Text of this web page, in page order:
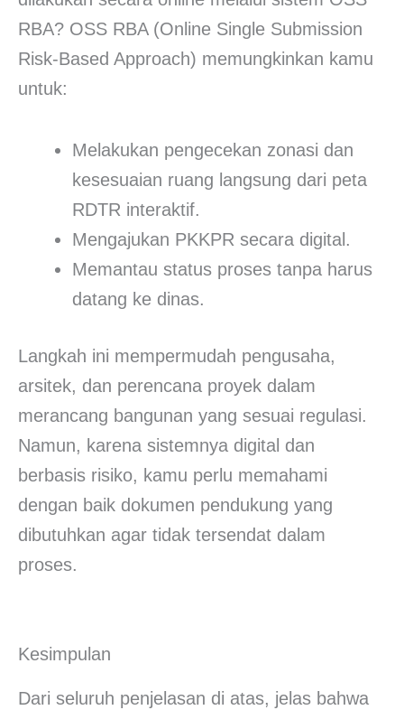
RBA? OSS RBA (Online Single Submission
Risk-Based Approach) memungkinkan kamu
untuk:
Melakukan pengecekan zonasi dan
kesesuaian ruang langsung dari peta
RDTR interaktif.
Mengajukan PKKPR secara digital.
Memantau status proses tanpa harus
datang ke dinas.
Langkah ini mempermudah pengusaha,
arsitek, dan perencana proyek dalam
merancang bangunan yang sesuai regulasi.
Namun, karena sistemnya digital dan
berbasis risiko, kamu perlu memahami
dengan baik dokumen pendukung yang
dibutuhkan agar tidak tersendat dalam
proses.
Kesimpulan
Dari seluruh penjelasan di atas, jelas bahwa